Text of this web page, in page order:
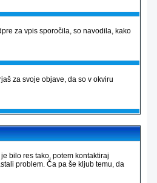
za vpis sporočila, so navodila, kako
za svoje objave, da so v okviru
bilo res tako, potem kontaktiraj
problem. Ča pa še kljub temu, da